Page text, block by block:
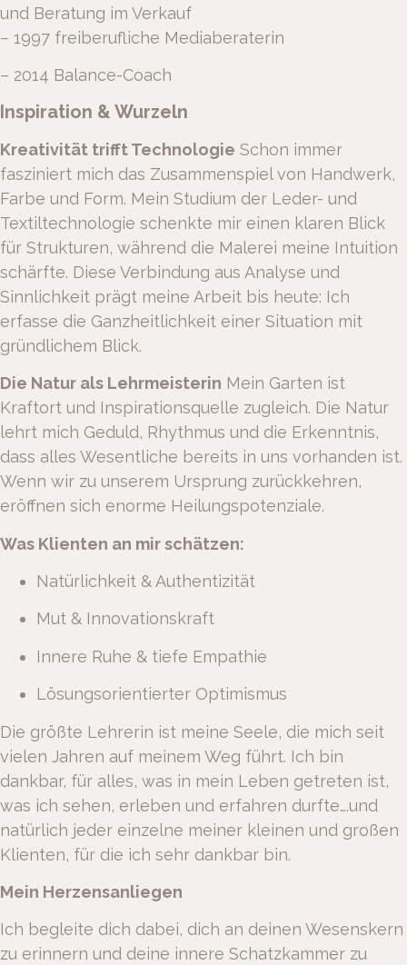
und Beratung im Verkauf
– 1997 freiberufliche Mediaberaterin
– 2014 Balance-Coach
Inspiration & Wurzeln
Kreativität trifft Technologie Schon immer
fasziniert mich das Zusammenspiel von Handwerk,
Farbe und Form. Mein Studium der Leder- und
Textiltechnologie schenkte mir einen klaren Blick
für Strukturen, während die Malerei meine Intuition
schärfte. Diese Verbindung aus Analyse und
Sinnlichkeit prägt meine Arbeit bis heute: Ich
erfasse die Ganzheitlichkeit einer Situation mit
gründlichem Blick.
Die Natur als Lehrmeisterin Mein Garten ist
Kraftort und Inspirationsquelle zugleich. Die Natur
lehrt mich Geduld, Rhythmus und die Erkenntnis,
dass alles Wesentliche bereits in uns vorhanden ist.
Wenn wir zu unserem Ursprung zurückkehren,
eröffnen sich enorme Heilungspotenziale.
Was Klienten an mir schätzen:
Natürlichkeit & Authentizität
Mut & Innovationskraft
Innere Ruhe & tiefe Empathie
Lösungsorientierter Optimismus
Die größte Lehrerin ist meine Seele, die mich seit
vielen Jahren auf meinem Weg führt. Ich bin
dankbar, für alles, was in mein Leben getreten ist,
was ich sehen, erleben und erfahren durfte….und
natürlich jeder einzelne meiner kleinen und großen
Klienten, für die ich sehr dankbar bin.
Mein Herzensanliegen
Ich begleite dich dabei, dich an deinen Wesenskern
zu erinnern und deine innere Schatzkammer zu